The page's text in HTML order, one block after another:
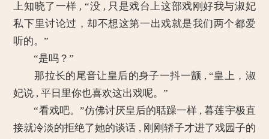
上知晓了一样 , “没 , 只是戏台上这部戏刚好我与淑妃
私下里讨论过，却不想这第一出戏就是我们两个都爱
听的。”
“是吗？”
那拉长的尾音让皇后的身子一抖一颤 , “皇上，淑
妃说 , 平日里你也喜欢这出戏呢。”
“看戏吧。”仿佛讨厌皇后的聒躁一样 , 暮莲宇极直
接就冷淡的拒绝了她的谈话 , 刚刚轿子才进了戏园子的